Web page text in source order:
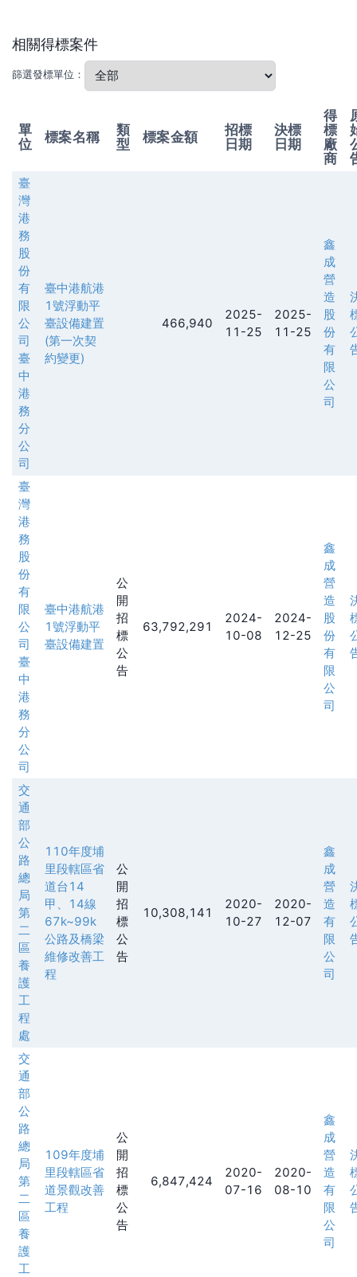
相關得標案件
篩選發標單位：
單
位
標案名稱
類
型
標案金額
招標
日期
決標
日期
得
標
廠
商
臺
灣
港
務
股
份
有
限
公
司
臺
中
港
務
分
公
司
臺中港航港
1號浮動平
臺設備建置
(第一次契
約變更)
466,940
2025-
11-25
2025-
11-25
鑫
成
營
造
股
份
有
限
公
司
臺
灣
港
務
股
份
有
限
公
司
臺
中
港
務
分
公
司
臺中港航港
1號浮動平
臺設備建置
公
開
招
標
公
告
63,792,291
2024-
10-08
2024-
12-25
鑫
成
營
造
股
份
有
限
公
司
交
通
部
公
路
總
局
第
二
區
養
護
工
程
處
110年度埔
里段轄區省
道台14
甲、14線
67k~99k
公路及橋梁
維修改善工
程
公
開
招
標
公
告
10,308,141
2020-
10-27
2020-
12-07
鑫
成
營
造
有
限
公
司
交
通
部
公
路
總
局
第
二
區
養
護
工
109年度埔
里段轄區省
道景觀改善
工程
公
開
招
標
公
告
6,847,424
2020-
07-16
2020-
08-10
鑫
成
營
造
有
限
公
司